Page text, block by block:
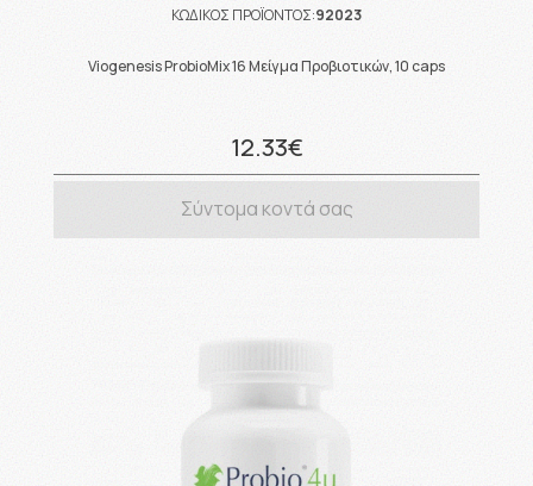
ΚΩΔΙΚΟΣ ΠΡΟΪΟΝΤΟΣ:92023
Viogenesis ProbioMix 16 Μείγμα Προβιοτικών, 10 caps
12.33€
Σύντομα κοντά σας